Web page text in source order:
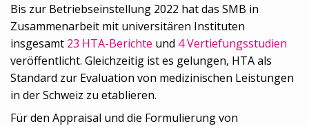
Bis zur Betriebseinstellung 2022 hat das SMB in
Zusammenarbeit mit universitären Instituten
insgesamt 23 HTA-Berichte und 4 Vertiefungsstudien
veröffentlicht. Gleichzeitig ist es gelungen, HTA als
Standard zur Evaluation von medizinischen Leistungen
in der Schweiz zu etablieren.
Für den Appraisal und die Formulierung von